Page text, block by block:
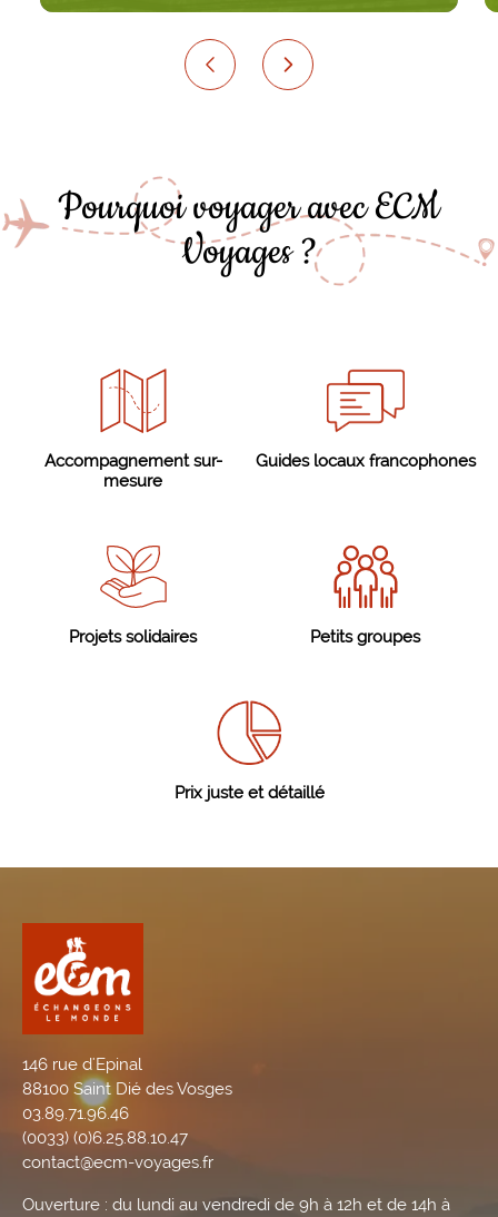
Pourquoi voyager avec ECM
Voyages ?
Accompagnement sur-
mesure
Guides locaux francophones
Projets solidaires Petits groupes
Prix juste et détaillé
146 rue d'Epinal
88100 Saint Dié des Vosges
03.89.71.96.46
(0033) (0)6.25.88.10.47
contact@ecm-voyages.fr
Ouverture : du lundi au vendredi de 9h à 12h et de 14h à